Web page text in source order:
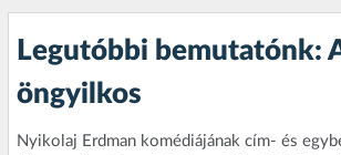
Legutóbbi bemutatónk:
öngyilkos
Nyikolaj Erdman komédiájának cím- és